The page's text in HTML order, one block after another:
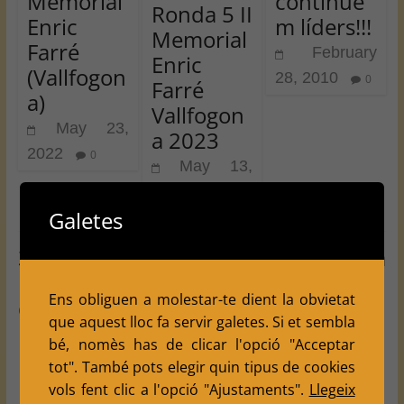
Enric
Farré
(Vallfogon
a)
May 23,
2022
0
Ronda 5 II
Memorial
Enric
Farré
Vallfogon
a 2023
May 13,
m líders!!!
February
28, 2010
0
3 thoughts on “La gran Final: no ha
que sou Sots-campions”
Tere
May 12, 2009 at 1:39 pm
Galetes
Ens obliguen a molestar-te dient la obvietat
que aquest lloc fa servir galetes. Si et sembla
bé, nomès has de clicar l'opció "Acceptar
tot". També pots elegir quin tipus de cookies
vols fent clic a l'opció "Ajustaments". Llegeix